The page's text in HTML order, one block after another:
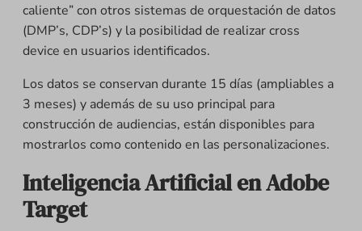
caliente” con otros sistemas de orquestación de datos
(DMP’s, CDP’s) y la posibilidad de realizar cross
device en usuarios identificados.
Los datos se conservan durante 15 días (ampliables a
3 meses) y además de su uso principal para
construcción de audiencias, están disponibles para
mostrarlos como contenido en las personalizaciones.
Inteligencia Artificial en Adobe
Target